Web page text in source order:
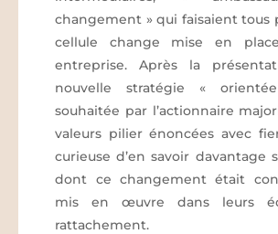
changement » qui faisaient tous
cellule change mise en
entreprise. Après la
nouvelle stratégie «
souhaitée par l’actionnaire
valeurs pilier énoncées avec
curieuse d’en savoir davantage
dont ce changement était
mis en œuvre dans leurs
rattachement.